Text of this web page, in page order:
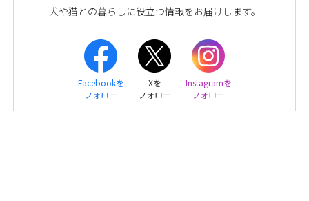
犬や猫との暮らしに役立つ情報をお届けします。
Facebookを
フォロー
Xを
フォロー
Instagramを
フォロー